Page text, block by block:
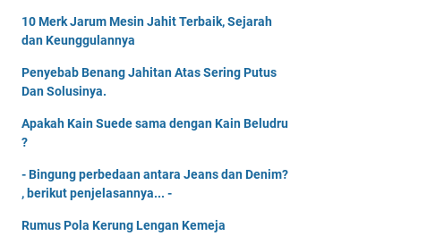
10 Merk Jarum Mesin Jahit Terbaik, Sejarah
dan Keunggulannya
Penyebab Benang Jahitan Atas Sering Putus
Dan Solusinya.
Apakah Kain Suede sama dengan Kain Beludru
?
- Bingung perbedaan antara Jeans dan Denim?
, berikut penjelasannya... -
Rumus Pola Kerung Lengan Kemeja